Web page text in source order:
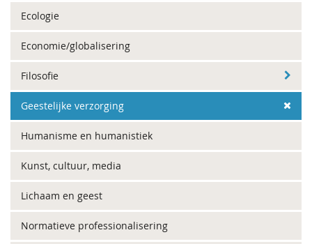
Ecologie
Economie/globalisering
Filosofie
Geestelijke verzorging
Humanisme en humanistiek
Kunst, cultuur, media
Lichaam en geest
Normatieve professionalisering